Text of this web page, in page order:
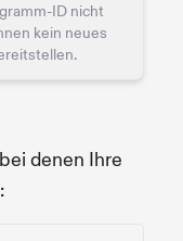
ID nicht
kein neues
denen Ihre